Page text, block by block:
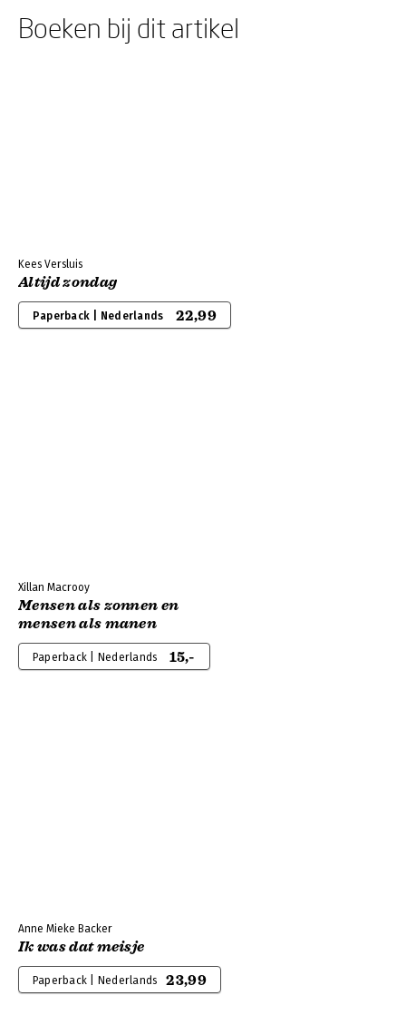
Boeken bij dit artikel
Kees Versluis
Altijd zondag
Paperback | Nederlands 22,99
Xillan Macrooy
Mensen als zonnen en
mensen als manen
Paperback | Nederlands 15,-
Anne Mieke Backer
Ik was dat meisje
Paperback | Nederlands 23,99